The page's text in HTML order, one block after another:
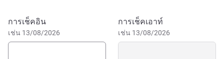
We recommend seeing downtown Madrid. By metro, you
can walk through Habsburg Madrid, visit great museums,
watch the sunset from the Temple of Debod, or go to the
จองโรงแรมนี้
การเช็คอิน
เช่น 13/08/2026
การเช็คเอาท์
เช่น 13/08/2026